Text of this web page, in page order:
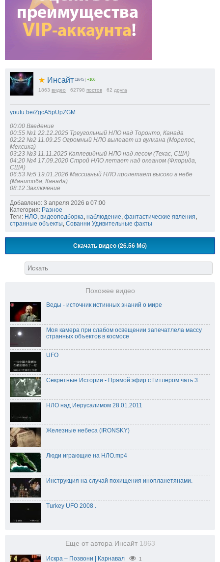
★ Инсайт 11645 +106
1863 видео 62798 постов 62 друга
youtu.be/ZgcA5pUpZGM
00:00 Введение
00:55 №1 22.12.2025 Треугольный НЛО над Торонто, Канада
02:22 №2 11.09.25 Огромный НЛО вылеает из вулкана (Морелос,
Мексика)
03:23 №3 11.11.2025 Каплевидный НЛО над лесом (Техас, США)
04:20 №4 17.09.2020 Строй НЛО летает над океаном (Флорида,
США)
06:53 №5 19.01.2026 Массивный НЛО пролетает высоко в небе
(Манитоба, Канада)
08:12 Заключение
Добавлено: 3 апреля 2026 в 07:00
Категория: Разное
Теги: НЛО, видеоподборка, наблюдение, фантастические явления,
странные объекты, Сованни Удивительные факты
Скачать видео (26.56 Мб)
Похожее видео
Веды - источник истинных знаний о мире
Моя камера при слабом освещении запечатлела массу
странных объектов в космосе
UFO
Секретные Истории - Прямой эфир с Гитлером чать 3
НЛО над Иерусалимом 28.01.2011
Железные небеса (IRONSKY)
Люди играющие на НЛО.mp4
Инструкция на случай похищения инопланетянами.
Turkey UFO 2008 .
Еще от автора Инсайт 1863
Искра – Позвони | Карнавал 1